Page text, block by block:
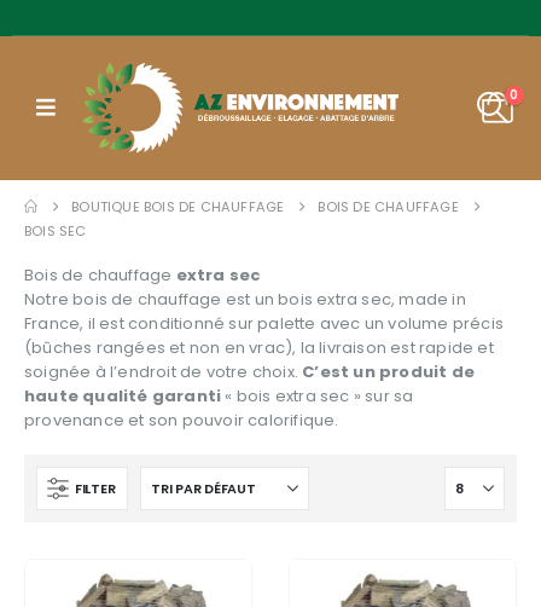
0
BOUTIQUE BOIS DE CHAUFFAGE
BOIS DE CHAUFFAGE
BOIS SEC
Bois de chauffage extra sec
Notre bois de chauffage est un bois extra sec, made in
France, il est conditionné sur palette avec un volume précis
(bûches rangées et non en vrac), la livraison est rapide et
soignée à l’endroit de votre choix. C’est un produit de
haute qualité garanti « bois extra sec » sur sa
provenance et son pouvoir calorifique.
FILTER